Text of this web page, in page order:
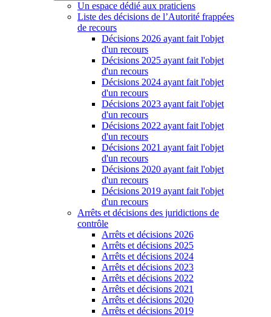
Un espace dédié aux praticiens
Liste des décisions de l’Autorité frappées
de recours
Décisions 2026 ayant fait l'objet
d'un recours
Décisions 2025 ayant fait l'objet
d'un recours
Décisions 2024 ayant fait l'objet
d'un recours
Décisions 2023 ayant fait l'objet
d'un recours
Décisions 2022 ayant fait l'objet
d'un recours
Décisions 2021 ayant fait l'objet
d'un recours
Décisions 2020 ayant fait l'objet
d'un recours
Décisions 2019 ayant fait l'objet
d'un recours
Arrêts et décisions des juridictions de
contrôle
Arrêts et décisions 2026
Arrêts et décisions 2025
Arrêts et décisions 2024
Arrêts et décisions 2023
Arrêts et décisions 2022
Arrêts et décisions 2021
Arrêts et décisions 2020
Arrêts et décisions 2019